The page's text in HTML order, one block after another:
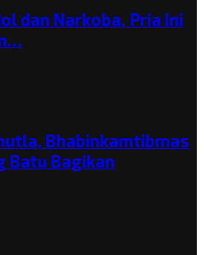
dan Narkoba, Pria Ini
Bhabinkamtibmas
Batu Bagikan